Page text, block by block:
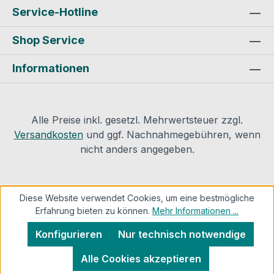
Sicherheitskomfort (im Gegensatz zu
einem einfachen Messer) ohne Werkzeug
zum Klingentausch zerlegbar
unverzichtbar für professionelles
Arbeiten Produktsicherheit und
Kontaktinformationen des Herstellers:
10 48153
MünsterMail: info.de@armacell.com
Service-Hotline
Shop Service
Informationen
Alle Preise inkl. gesetzl. Mehrwertsteuer zzgl.
Versandkostenund ggf. Nachnahmegebühren, wenn
nicht anders angegeben.
Diese Website verwendet Cookies, um eine bestmögliche
Erfahrung bieten zu können. Mehr Informationen ...
Nur technisch notwendige
Konfigurieren
Alle Cookies akzeptieren